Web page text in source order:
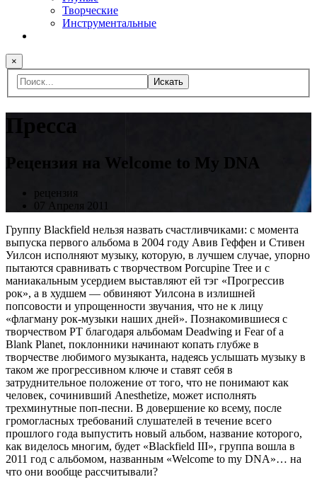
Творческие
Инструментальные
×
Искать
Пресса
Рецензия на Welcome to My DNA
рецензия
07 Апреля 2011
Группу Blackfield нельзя назвать счастливчиками: с момента
выпуска первого альбома в 2004 году Авив Геффен и Стивен
Уилсон исполняют музыку, которую, в лучшем случае, упорно
пытаются сравнивать с творчеством Porcupine Tree и с
маниакальным усердием выставляют ей тэг «Прогрессив
рок», а в худшем — обвиняют Уилсона в излишней
попсовости и упрощенности звучания, что не к лицу
«флагману рок-музыки наших дней». Познакомившиеся с
творчеством PT благодаря альбомам Deadwing и Fear of a
Blank Planet, поклонники начинают копать глубже в
творчестве любимого музыканта, надеясь услышать музыку в
таком же прогрессивном ключе и ставят себя в
затруднительное положение от того, что не понимают как
человек, сочинивший Anesthetize, может исполнять
трехминутные поп-песни. В довершение ко всему, после
громогласных требований слушателей в течение всего
прошлого года выпустить новый альбом, название которого,
как виделось многим, будет «Blackfield III», группа вошла в
2011 год с альбомом, названным «Welcome to my DNA»… на
что они вообще рассчитывали?